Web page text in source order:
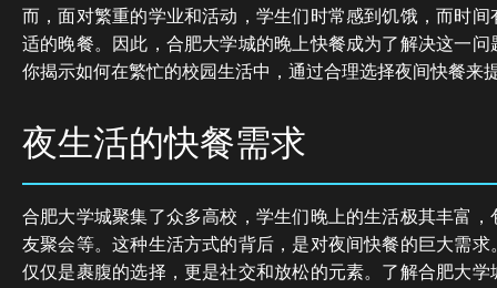
而，面对繁重的学业和活动，学生们时常感到饥饿，而时
适的晚餐。因此，合肥大学城的晚上快餐成为了解决这一
你揭示如何在繁忙的校园生活中，通过合理选择夜间快餐来
夜生活的快餐需求
合肥大学城聚集了众多高校，学生们晚上的生活极其丰富
友聚会等。这种生活方式的背后，是对夜间快餐的巨大需
仅仅是裹腹的选择，更是社交和放松的元素。了解合肥大